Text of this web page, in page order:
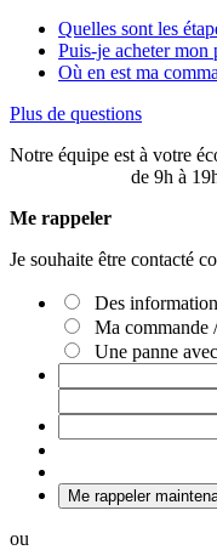
Quelles sont les
Puis-je acheter
Où en est ma
Plus de questions
Notre équipe est à votre
de 9h à
Me rappeler
Je souhaite être contacté
Des
Ma commande
Une panne
Me rappeler
ou